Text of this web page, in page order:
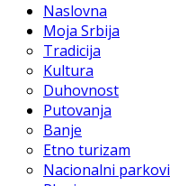
Naslovna
Moja Srbija
Tradicija
Kultura
Duhovnost
Putovanja
Banje
Etno turizam
Nacionalni parkovi